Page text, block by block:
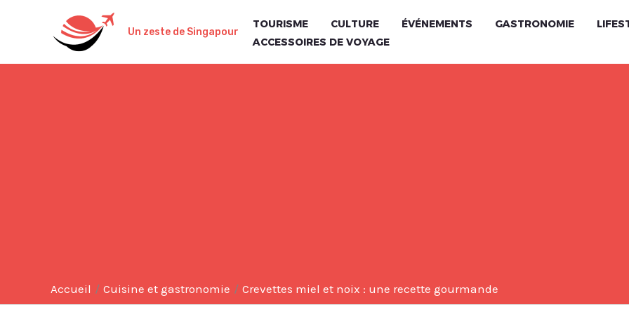
Un zeste de Singapour
TOURISME CULTURE ÉVÉNEMENTS GASTRONOMIE
ACCESSOIRES DE VOYAGE
Accueil Cuisine et gastronomie Crevettes miel et noix : une recette gourmande